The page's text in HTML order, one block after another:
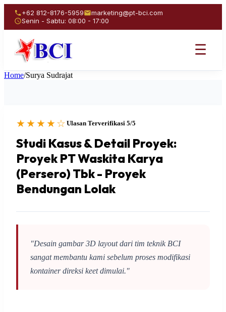
+62 812-8176-5959
marketing@pt-bci.com
Senin - Sabtu: 08:00 - 17:00
☰
Home/Surya Sudrajat
★★★★☆ Ulasan Terverifikasi 5/5
Studi Kasus & Detail Proyek:
Proyek PT Waskita Karya
(Persero) Tbk - Proyek
Bendungan Lolak
"Desain gambar 3D layout dari tim teknik BCI
sangat membantu kami sebelum proses modifikasi
kontainer direksi keet dimulai."